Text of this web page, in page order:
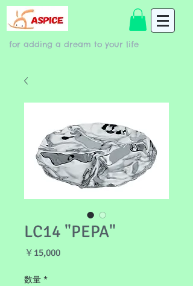
for adding a dream to your life
LC14 "PEPA"
￥15,000価
数量 *